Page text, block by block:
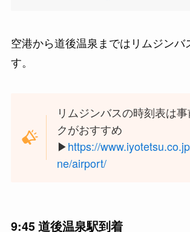
空港から道後温泉まではリムジンバ
す。
リムジンバスの時刻表は
クがおすすめ
▶︎https://
ne/airport/
9:45 道後温泉駅到着